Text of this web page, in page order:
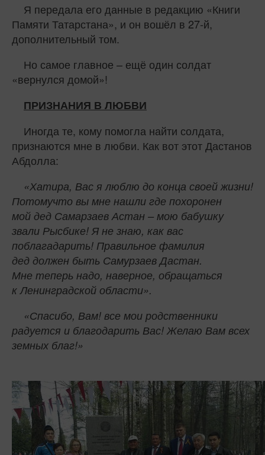
Я передала его данные в редакцию «Книги
Памяти Татарстана», и он вошёл в 27-й,
дополнительный том.
Но самое главное – ещё один солдат
«вернулся домой»!
ПРИЗНАНИЯ В ЛЮБВИ
Иногда те, кому помогла найти солдата,
признаются мне в любви. Как вот этот Дастанов
Абдолла:
«Хатира, Вас я люблю до конца своей жизни!
Потомучто вы мне нашли где похоронен
мой дед Самарзаев Астан – мою бабушку
звали Рысбике! Я не знаю, как вас
поблагадарить! Правильное фамилия
дед должен быть Самурзаев Дастан.
Мне теперь надо, наверное, обращаться
к Ленинградской области».
«Спасибо, Вам! все мои родственники
радуется и благодарить Вас! Желаю Вам всех
земных благ!»